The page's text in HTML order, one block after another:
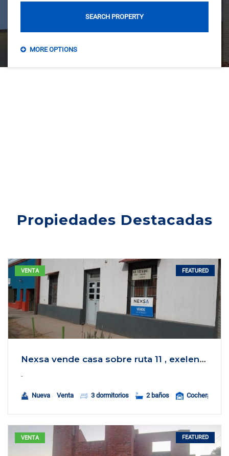
SEARCH PROPERTY
MORE OPTIONS
Propiedades Destacadas
FEATURED
VENTA
Nexsa vende casa sobre ruta 11 , exelente terreno
-
Nueva Venta 3 dormitorios 2 baños Cochera
FEATURED
VENTA